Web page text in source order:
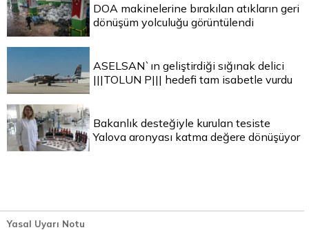
DOA makinelerine bırakılan atıkların geri
dönüşüm yolculuğu görüntülendi
ASELSAN`ın geliştirdiği sığınak delici
|||TOLUN P||| hedefi tam isabetle vurdu
Bakanlık desteğiyle kurulan tesiste
Yalova aronyası katma değere dönüşüyor
Yasal Uyarı Notu